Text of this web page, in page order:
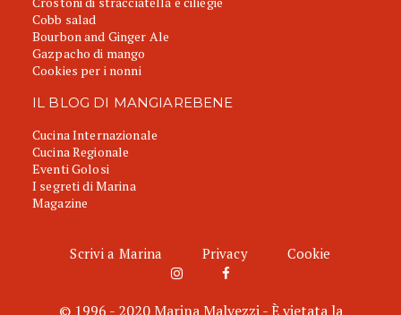
Cobb salad
Bourbon and Ginger Ale
Gazpacho di mango
Cookies per i nonni
IL BLOG DI MANGIAREBENE
Cucina Internazionale
Cucina Regionale
Eventi Golosi
I segreti di Marina
Magazine
Scrivi a Marina Privacy Cookie
© 1996 - 2020 Marina Malvezzi - È vietata la